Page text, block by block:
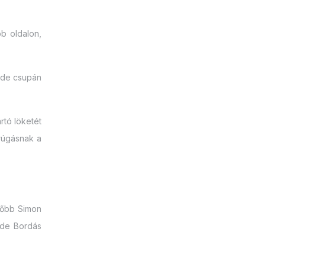
oldalon,
csupán
löketét
a
Simon
Bordás